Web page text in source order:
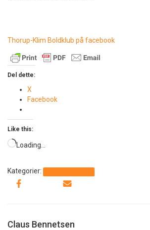
Thorup-Klim Boldklub på facebook
Del dette:
X
Facebook
Like this:
Loading…
Kategorier:
Claus Bennetsen